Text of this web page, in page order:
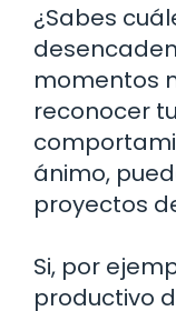
¿Sabes
momentos
reconocer
ánimo,
proyectos
Si, por
productivo